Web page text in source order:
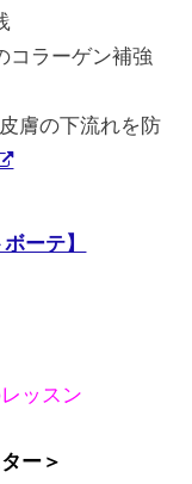
コラーゲン補強
膚の下流れを防
ーテ】
ッスン
ー＞